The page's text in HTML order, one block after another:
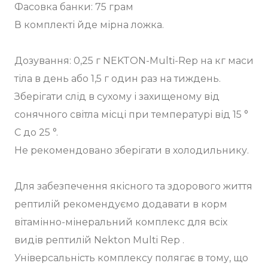
Фасовка банки: 75 грам
В комплекті йде мірна ложка.
Дозування: 0,25 г NEKTON-Multi-Rep на кг маси
тіла в день або 1,5 г один раз на тиждень.
Зберігати слід в сухому і захищеному від
сонячного світла місці при температурі від 15 °
C до 25 °.
Не рекомендовано зберігати в холодильнику.
Для забезпечення якісного та здорового життя
рептилій рекомендуємо додавати в корм
вітамінно-мінеральний комплекс для всіх
видів рептилій Nekton Multi Rep .
Універсальність комплексу полягає в тому, що